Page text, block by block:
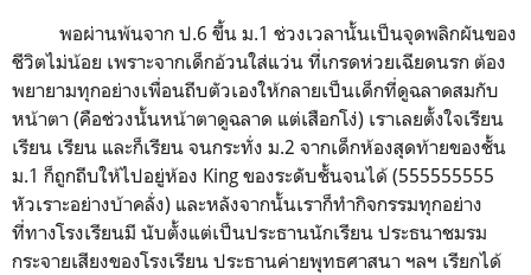
พอผ่านพ้นจาก ป.6 ขึ้น ม.1 ช่วงเวลานั้นเป็นจุดพลิกผันของ
ชีวิตไม่น้อย เพราะจากเด็กอ้วนใส่แว่น ที่เกรดห่วยเฉียดนรก ต้อง
พยายามทุกอย่างเพื่อนถีบตัวเองให้กลายเป็นเด็กที่ดูฉลาดสมกับ
หน้าตา (คือช่วงนั้นหน้าตาดูฉลาด แต่เสือกโง่) เราเลยตั้งใจเรียน
เรียน เรียน และก็เรียน จนกระทั่ง ม.2 จากเด็กห้องสุดท้ายของชั้น
ม.1 ก็ถูกถีบให้ไปอยู่ห้อง King ของระดับชั้นจนได้ (555555555
หัวเราะอย่างบ้าคลั่ง) และหลังจากนั้นเราก็ทำกิจกรรมทุกอย่าง
ที่ทางโรงเรียนมี นับตั้งแต่เป็นประธานนักเรียน ประธนาชมรม
กระจายเสียงของโรงเรียน ประธานค่ายพุทธศาสนา ฯลฯ เรียกได้